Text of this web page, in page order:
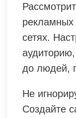
рекламных
сетях.
до людей,
Не
Создайте